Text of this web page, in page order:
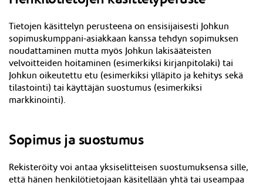
Tietojen käsittelyn perusteena on ensisijaisesti Johkun
sopimuskumppani-asiakkaan kanssa tehdyn sopimuksen
noudattaminen mutta myös Johkun lakisääteisten
velvoitteiden hoitaminen (esimerkiksi kirjanpitolaki) tai
Johkun oikeutettu etu (esimerkiksi ylläpito ja kehitys sekä
tilastointi) tai käyttäjän suostumus (esimerkiksi
markkinointi).
Sopimus ja suostumus
Rekisteröity voi antaa yksiselitteisen suostumuksensa sille,
että hänen henkilötietojaan käsitellään yhtä tai useampaa